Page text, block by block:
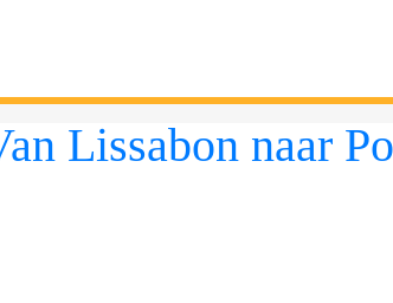
Lissabon naar